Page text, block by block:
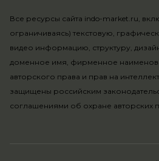
Все ресурсы сайта indo-market.ru,
ограничиваясь) текстовую,
видео информацию, структуру,
доменное имя, фирменное
авторского права и прав на
защищены российским
соглашениями об охране авторских